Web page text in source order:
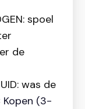
spoel
de
was de
Kopen (3-